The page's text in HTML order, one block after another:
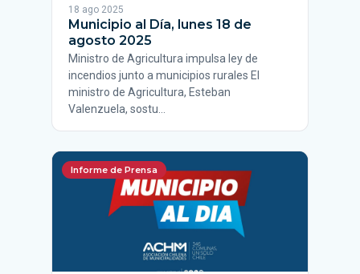
18 ago 2025
Municipio al Día, lunes 18 de
agosto 2025
Ministro de Agricultura impulsa ley de
incendios junto a municipios rurales El
ministro de Agricultura, Esteban
Valenzuela, sostu…
Informe de Prensa